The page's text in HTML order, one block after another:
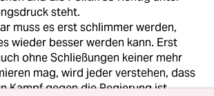
steht.
muss es erst schlimmer werden,
wieder besser werden kann. Erst
ohne Schließungen keiner mehr
mag, wird jeder verstehen, dass
Kampf gegen die Regierung ist,